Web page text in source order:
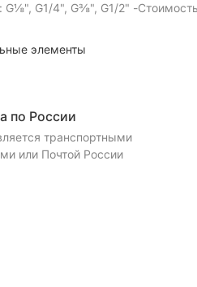
G⅛", G1/4", G⅜", G1/2" -
элементы
по России
транспортными
или Почтой России